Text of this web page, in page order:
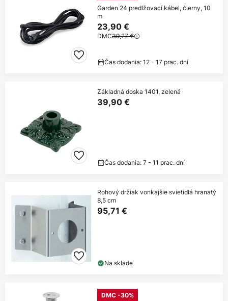
Garden 24 predlžovací kábel, čierny, 10
m
23,90 €
DMC39,27 €
Čas dodania: 12 - 17 prac. dní
Základná doska 1401, zelená
39,90 €
Čas dodania: 7 - 11 prac. dní
Rohový držiak vonkajšie svietidlá hranatý
8,5 cm
95,71 €
Na sklade
DMC -30%